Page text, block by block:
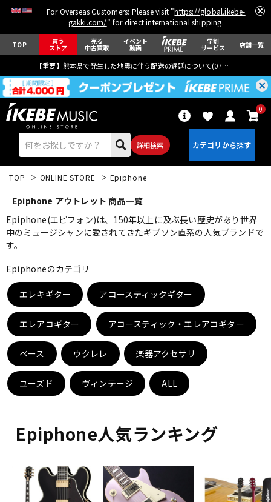
For Overseas Customers: Please visit "https://global.ikebe-
gakki.com/" for direct international shipping.
TOP 買う
ストア
売る
中古買取
イベント
動画
学割
サービス 店舗一覧
【重要】熊本県で発生した地震に伴う配送の遅延について(07月29日
詳細検索
0
ベース ウクレレ
キーボード 電子ピアノ
アンプ エフェクター
TOP ONLINE STORE Epiphone
Epiphone アウトレット 商品一覧
Epiphone(エピフォン)は、150年以上に及ぶ長い歴史があり世界
中のミュージシャンに愛されてきたギブソン直系の人気ブランドで
す。
Epiphoneのカテゴリ
エレキギター アコースティックギター
エレアコギター アコースティック・エレアコギター
ベース ウクレレ 楽器アクセサリ
ユーズド ヴィンテージ ALL
Epiphone人気ランキング